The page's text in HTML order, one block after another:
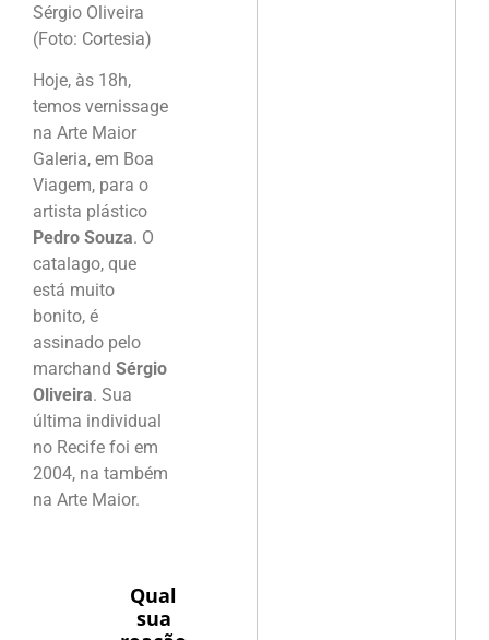
Sérgio Oliveira
(Foto: Cortesia)
Hoje, às 18h,
temos vernissage
na Arte Maior
Galeria, em Boa
Viagem, para o
artista plástico
Pedro Souza. O
catalago, que
está muito
bonito, é
assinado pelo
marchand Sérgio
Oliveira. Sua
última individual
no Recife foi em
2004, na também
na Arte Maior.
Qual
sua